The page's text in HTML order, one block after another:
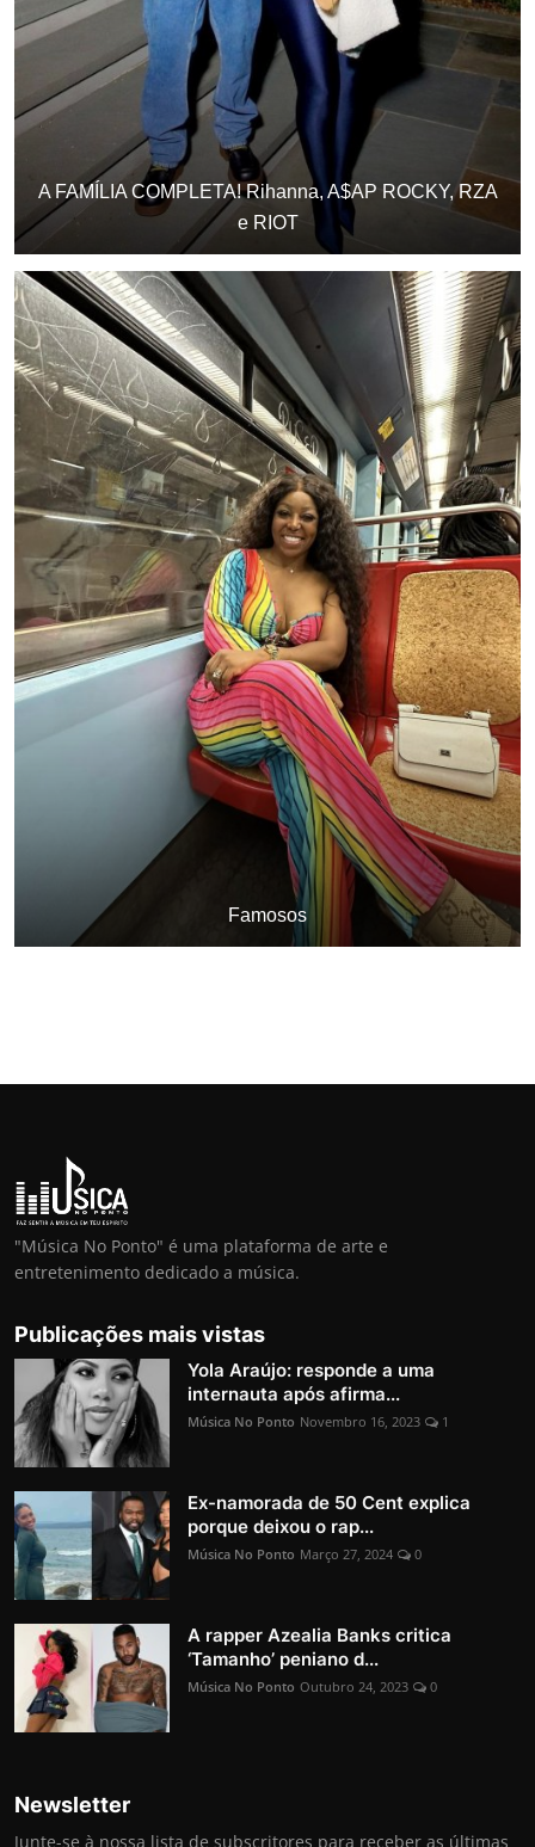
A FAMÍLIA COMPLETA! Rihanna, A$AP ROCKY, RZA
e RIOT
Famosos
"Música No Ponto" é uma plataforma de arte e
entretenimento dedicado a música.
Publicações mais vistas
Yola Araújo: responde a uma
internauta após afirma...
Música No Ponto Novembro 16, 2023 1
Ex-namorada de 50 Cent explica
porque deixou o rap...
Música No Ponto Março 27, 2024 0
A rapper Azealia Banks critica
‘Tamanho’ peniano d...
Música No Ponto Outubro 24, 2023 0
Newsletter
Junte-se à nossa lista de subscritores para receber as últimas